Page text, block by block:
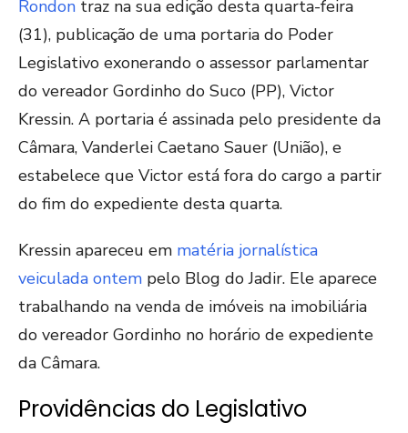
Rondon traz na sua edição desta quarta-feira
(31), publicação de uma portaria do Poder
Legislativo exonerando o assessor parlamentar
do vereador Gordinho do Suco (PP), Victor
Kressin. A portaria é assinada pelo presidente da
Câmara, Vanderlei Caetano Sauer (União), e
estabelece que Victor está fora do cargo a partir
do fim do expediente desta quarta.
Kressin apareceu em matéria jornalística
veiculada ontem pelo Blog do Jadir. Ele aparece
trabalhando na venda de imóveis na imobiliária
do vereador Gordinho no horário de expediente
da Câmara.
Providências do Legislativo